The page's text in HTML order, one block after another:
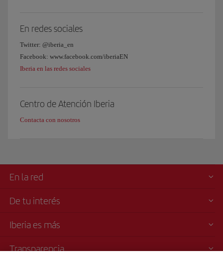
En redes sociales
Twitter: @iberia_en
Facebook: www.facebook.com/iberiaEN
Iberia en las redes sociales
Centro de Atención Iberia
Contacta con nosotros
En la red
De tu interés
Iberia es más
Transparencia